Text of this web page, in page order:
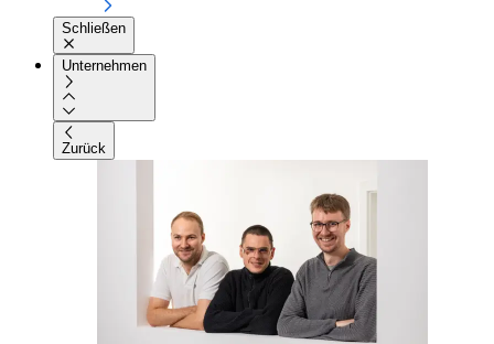
Schließen
Unternehmen
Zurück